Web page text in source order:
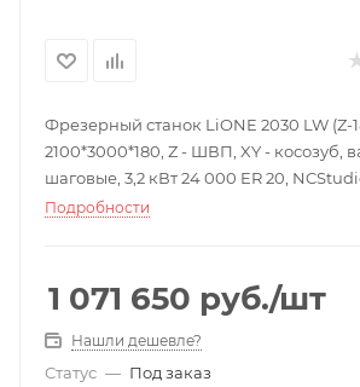
Фрезерный станок LiONE 2030 LW (Z-
2100*3000*180, Z - ШВП, XY - косозуб,
шаговые, 3,2 кВт 24 000 ER 20,
Подробности
1 071 650 руб./шт
Нашли дешевле?
Статус — Под заказ